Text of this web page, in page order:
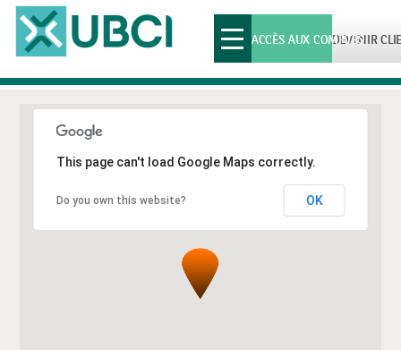
Toggle
navigationDEVENIR
ACCÈS AUX COMPTES
This page can't load Google Maps correctly.
Do you own this website? OK